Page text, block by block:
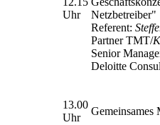
Uhr
Netzbetreiber"
Referent:
Partner TMT/
Senior
Deloitte
13.00
Uhr
Gemeinsames